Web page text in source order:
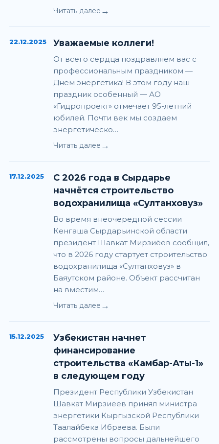
Читать далее →
22.12.2025 Уважаемые коллеги!
От всего сердца поздравляем вас с
профессиональным праздником —
Днем энергетика! В этом году наш
праздник особенный — АО
«Гидропроект» отмечает 95-летний
юбилей. Почти век мы создаем
энергетическо…
Читать далее →
17.12.2025
С 2026 года в Сырдарье
начнётся строительство
водохранилища «Султанховуз»
Во время внеочередной сессии
Кенгаша Сырдарьинской области
президент Шавкат Мирзиёев сообщил,
что в 2026 году стартует строительство
водохранилища «Султанховуз» в
Баяутском районе. Объект рассчитан
на вместим…
Читать далее →
15.12.2025
Узбекистан начнет
финансирование
строительства «Камбар-Аты-1»
в следующем году
Президент Республики Узбекистан
Шавкат Мирзиеев принял министра
энергетики Кыргызской Республики
Таалайбека Ибраева. Были
рассмотрены вопросы дальнейшего